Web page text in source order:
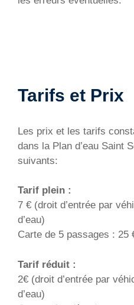
Tarifs et Prix
Les prix et les tarifs
dans la Plan d’eau Saint
suivants:
Tarif plein :
7 € (droit d’entrée par
d’eau)
Carte de 5 passages : 25
Tarif réduit :
2€ (droit d’entrée par
d’eau)